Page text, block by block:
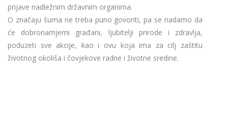
prijave nadležnim državnim organima.
O značaju šuma ne treba puno govoriti, pa se nadamo da
će dobronamjerni građani, ljubitelji prirode i zdravlja,
poduzeti sve akcije, kao i ovu koja ima za cilj zaštitu
životnog okoliša i čovjekove radne i životne sredine.